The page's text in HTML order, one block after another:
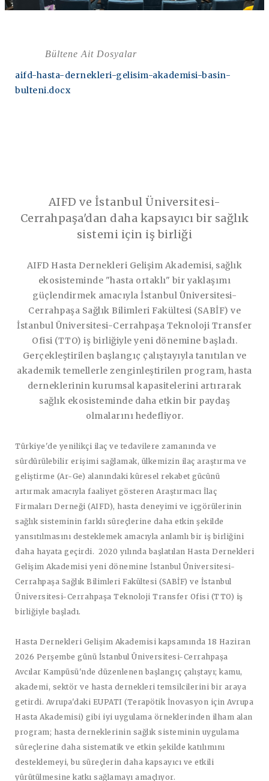
Bültene Ait Dosyalar
aifd-hasta-dernekleri-gelisim-akademisi-basin-
bulteni.docx
AIFD ve İstanbul Üniversitesi-
Cerrahpaşa'dan daha kapsayıcı bir sağlık
sistemi için iş birliği
AIFD Hasta Dernekleri Gelişim Akademisi, sağlık
ekosisteminde "hasta ortaklı" bir yaklaşımı
güçlendirmek amacıyla İstanbul Üniversitesi-
Cerrahpaşa Sağlık Bilimleri Fakültesi (SABİF) ve
İstanbul Üniversitesi-Cerrahpaşa Teknoloji Transfer
Ofisi (TTO) iş birliğiyle yeni dönemine başladı.
Gerçekleştirilen başlangıç çalıştayıyla tanıtılan ve
akademik temellerle zenginleştirilen program, hasta
derneklerinin kurumsal kapasitelerini artırarak
sağlık ekosisteminde daha etkin bir paydaş
olmalarını hedefliyor.
Türkiye'de yenilikçi ilaç ve tedavilere zamanında ve
sürdürülebilir erişimi sağlamak, ülkemizin ilaç araştırma ve
geliştirme (Ar-Ge) alanındaki küresel rekabet gücünü
artırmak amacıyla faaliyet gösteren Araştırmacı İlaç
Firmaları Derneği (AIFD), hasta deneyimi ve içgörülerinin
sağlık sisteminin farklı süreçlerine daha etkin şekilde
yansıtılmasını desteklemek amacıyla anlamlı bir iş birliğini
daha hayata geçirdi. 2020 yılında başlatılan Hasta Dernekleri
Gelişim Akademisi yeni dönemine İstanbul Üniversitesi-
Cerrahpaşa Sağlık Bilimleri Fakültesi (SABİF) ve İstanbul
Üniversitesi-Cerrahpaşa Teknoloji Transfer Ofisi (TTO) iş
birliğiyle başladı.
Hasta Dernekleri Gelişim Akademisi kapsamında 18 Haziran
2026 Perşembe günü İstanbul Üniversitesi-Cerrahpaşa
Avcılar Kampüsü'nde düzenlenen başlangıç çalıştayı; kamu,
akademi, sektör ve hasta dernekleri temsilcilerini bir araya
getirdi. Avrupa'daki EUPATI (Terapötik İnovasyon için Avrupa
Hasta Akademisi) gibi iyi uygulama örneklerinden ilham alan
program; hasta derneklerinin sağlık sisteminin uygulama
süreçlerine daha sistematik ve etkin şekilde katılımını
desteklemeyi, bu süreçlerin daha kapsayıcı ve etkili
yürütülmesine katkı sağlamayı amaçlıyor.